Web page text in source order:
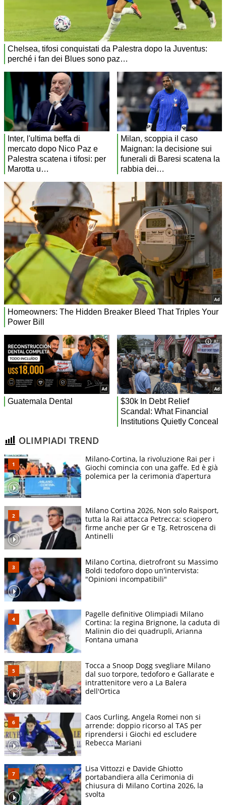
OLIMPIADI TREND
Milano-Cortina, la rivoluzione Rai per i
Giochi comincia con una gaffe. Ed è già
polemica per la cerimonia d’apertura
Milano Cortina 2026, Non solo Raisport,
tutta la Rai attacca Petrecca: sciopero
firme anche per Gr e Tg. Retroscena di
Antinelli
Milano Cortina, dietrofront su Massimo
Boldi tedoforo dopo un'intervista:
"Opinioni incompatibili"
Pagelle definitive Olimpiadi Milano
Cortina: la regina Brignone, la caduta di
Malinin dio dei quadrupli, Arianna
Fontana umana
Tocca a Snoop Dogg svegliare Milano
dal suo torpore, tedoforo e Gallarate e
intrattenitore vero a La Balera
dell'Ortica
Caos Curling, Angela Romei non si
arrende: doppio ricorso al TAS per
riprendersi i Giochi ed escludere
Rebecca Mariani
Lisa Vittozzi e Davide Ghiotto
portabandiera alla Cerimonia di
chiusura di Milano Cortina 2026, la
svolta